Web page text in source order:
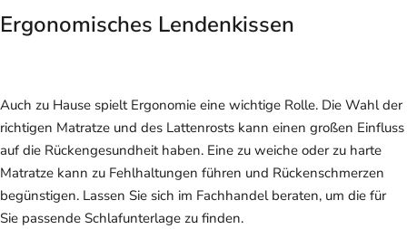
Ergonomisches Lendenkissen
Auch zu Hause spielt Ergonomie eine wichtige Rolle. Die Wahl der
richtigen Matratze und des Lattenrosts kann einen großen Einfluss
auf die Rückengesundheit haben. Eine zu weiche oder zu harte
Matratze kann zu Fehlhaltungen führen und Rückenschmerzen
begünstigen. Lassen Sie sich im Fachhandel beraten, um die für
Sie passende Schlafunterlage zu finden.